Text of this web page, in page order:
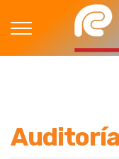
Auditoría